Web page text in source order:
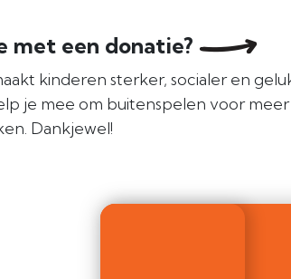
met een donatie?
kinderen sterker, socialer en
je mee om buitenspelen voor
Dankjewel!